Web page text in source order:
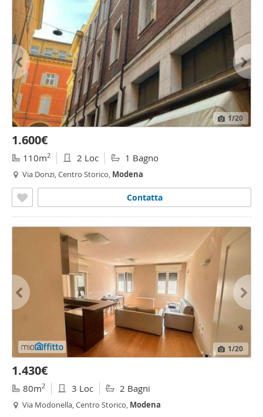
1/20
1.600€
110m2 2 Loc 1 Bagno
Via Donzi, Centro Storico, Modena
Contatta
1/20
1.430€
80m2 3 Loc 2 Bagni
Via Modonella, Centro Storico, Modena